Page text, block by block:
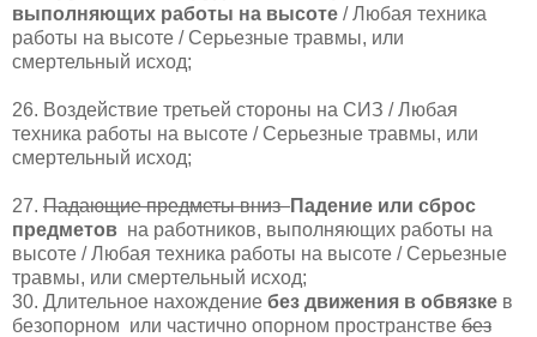
выполняющих работы на высоте / Любая техника
работы на высоте / Серьезные травмы, или
смертельный исход;
26. Воздействие третьей стороны на СИЗ / Любая
техника работы на высоте / Серьезные травмы, или
смертельный исход;
27. Падающие предметы вниз Падение или сброс
предметов на работников, выполняющих работы на
высоте / Любая техника работы на высоте / Серьезные
травмы, или смертельный исход;
30. Длительное нахождение без движения в обвязке в
безопорном или частично опорном пространстве без